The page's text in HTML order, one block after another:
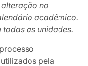
alteração no
acadêmico.
todas as unidades.
pela